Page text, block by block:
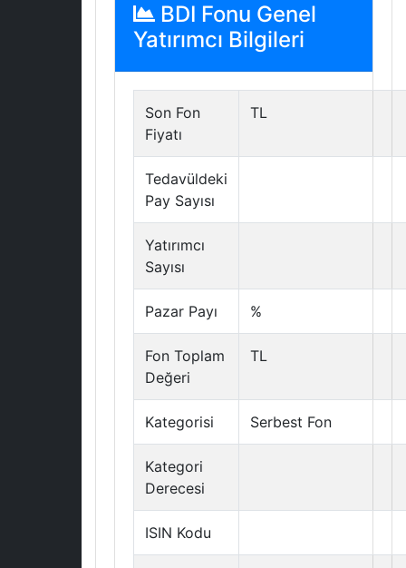
BDI Fonu Genel
Yatırımcı Bilgileri
Son Fon
Fiyatı
TL
Tedavüldeki
Pay Sayısı
Yatırımcı
Sayısı
Pazar Payı %
Fon Toplam
Değeri
TL
Kategorisi Serbest Fon
Kategori
Derecesi
ISIN Kodu